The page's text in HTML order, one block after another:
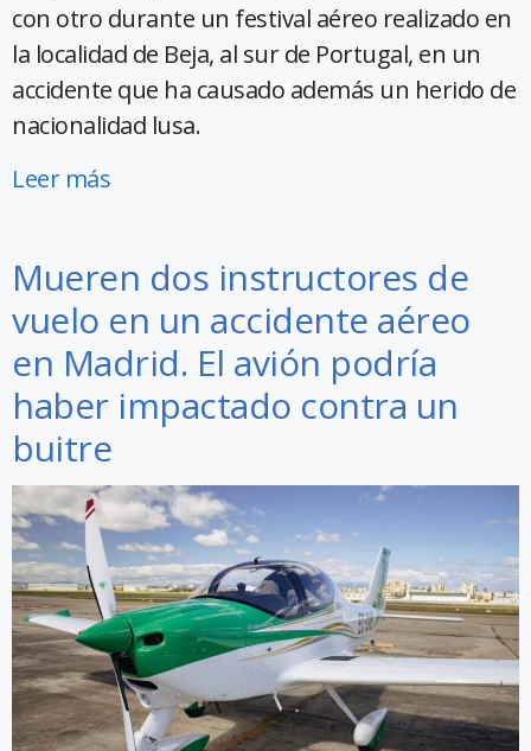
con otro durante un festival aéreo realizado en
la localidad de Beja, al sur de Portugal, en un
accidente que ha causado además un herido de
nacionalidad lusa.
Leer más
Mueren dos instructores de
vuelo en un accidente aéreo
en Madrid. El avión podría
haber impactado contra un
buitre